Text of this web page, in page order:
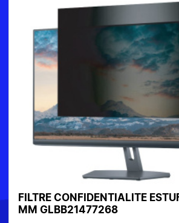
CONFIDENTIALITE ESTUFF
GLBB21477268